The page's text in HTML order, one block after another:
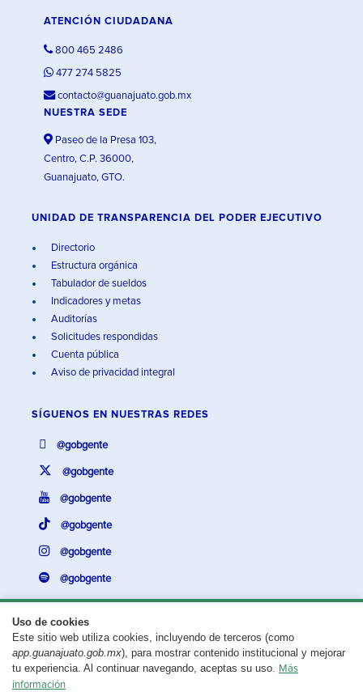
Uso de cookies
Este sitio web utiliza cookies, incluyendo de terceros (como
app.guanajuato.gob.mx), para mostrar contenido institucional y mejorar
tu experiencia. Al continuar navegando, aceptas su uso. Más
información
ATENCIÓN CIUDADANA
800 465 2486
477 274 5825
contacto@guanajuato.gob.mx
NUESTRA SEDE
Paseo de la Presa 103,
Centro, C.P. 36000,
Guanajuato, GTO.
UNIDAD DE TRANSPARENCIA DEL PODER EJECUTIVO
Directorio
Estructura orgánica
Tabulador de sueldos
Indicadores y metas
Auditorías
Solicitudes respondidas
Cuenta pública
Aviso de privacidad integral
SÍGUENOS EN NUESTRAS REDES
@gobgente
@gobgente
@gobgente
@gobgente
@gobgente
@gobgente
¿Existe algún problema con esta página?Repórtalo aquí.
Aviso legal